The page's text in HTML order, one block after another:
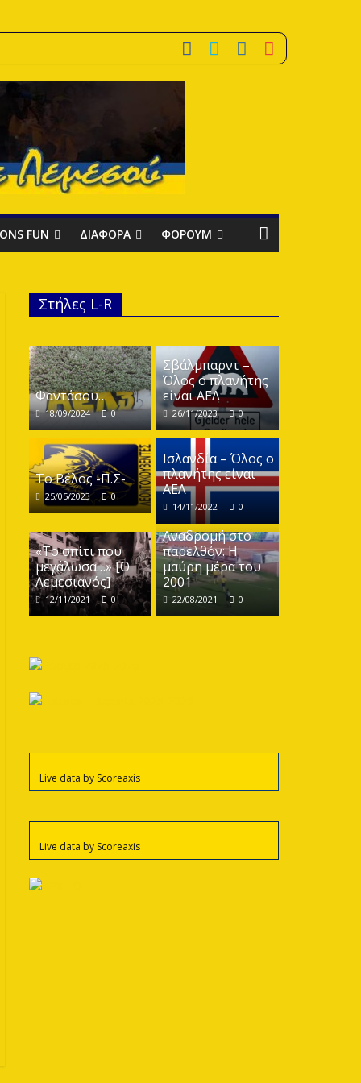
FUN ΔΙΑΦΟΡΑ ΦΟΡΟΥΜ
Στήλες L-R
Φαντάσου…
18/09/2024 0
Σβάλμπαρντ –
Όλος ο πλανήτης
είναι ΑΕΛ
26/11/2023 0
Το Βέλος -Π.Σ-
25/05/2023 0
Ισλανδία – Όλος ο
πλανήτης είναι
ΑΕΛ
14/11/2022 0
«Το σπίτι που
μεγάλωσα…» [Ο
Λεμεσιανός]
12/11/2021 0
Αναδρομή στο
παρελθόν: Η
μαύρη μέρα του
2001
22/08/2021 0
Live data by Scoreaxis
Live data by Scoreaxis